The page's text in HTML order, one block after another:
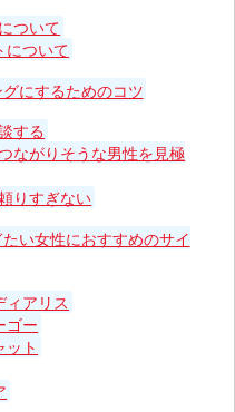
ついて
について
にするためのコツ
する
ながりそうな男性を見極
りすぎない
い女性におすすめのサイ
ィアリス
ゴー
ト